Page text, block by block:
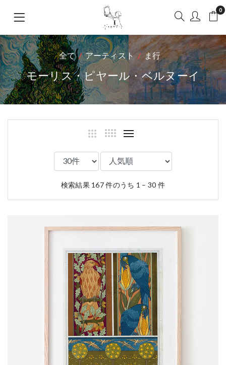
0
全て アーティスト ま行
モーリス・ピヤール・ベルヌーイ
検索結果 167 件のうち 1 – 30 件